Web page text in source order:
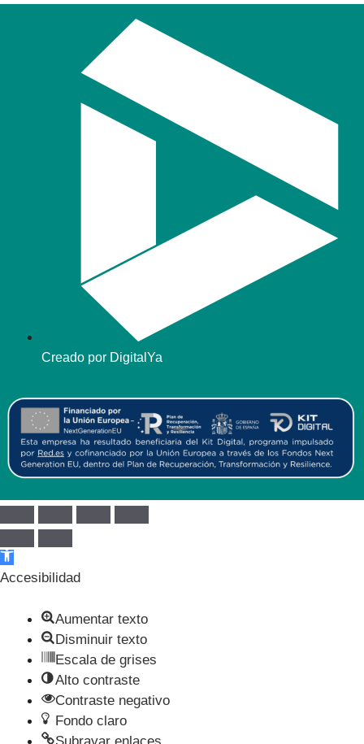
Creado por DigitalYa
Abrir barra de herramientas
Accesibilidad
Aumentar texto
Disminuir texto
Escala de grises
Alto contraste
Contraste negativo
Fondo claro